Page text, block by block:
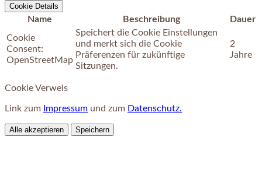
Cookie Details
Name Beschreibung
Dauer
Cookie
Consent:
OpenStreetMap
Speichert die Cookie Einstellungen
und merkt sich die Cookie
Präferenzen für zukünftige
Sitzungen.
2
Jahre
Cookie Verweis
Link zum Impressum und zum Datenschutz.
Alle akzeptieren Speichern